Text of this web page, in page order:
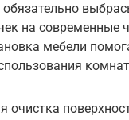
на современные
мебели
очистка